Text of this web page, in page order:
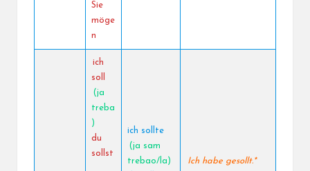
Sie
möge
n
ich
soll
(ja
treba
)
du
sollst
ich sollte
(ja sam
trebao/la)
Ich habe gesollt.*